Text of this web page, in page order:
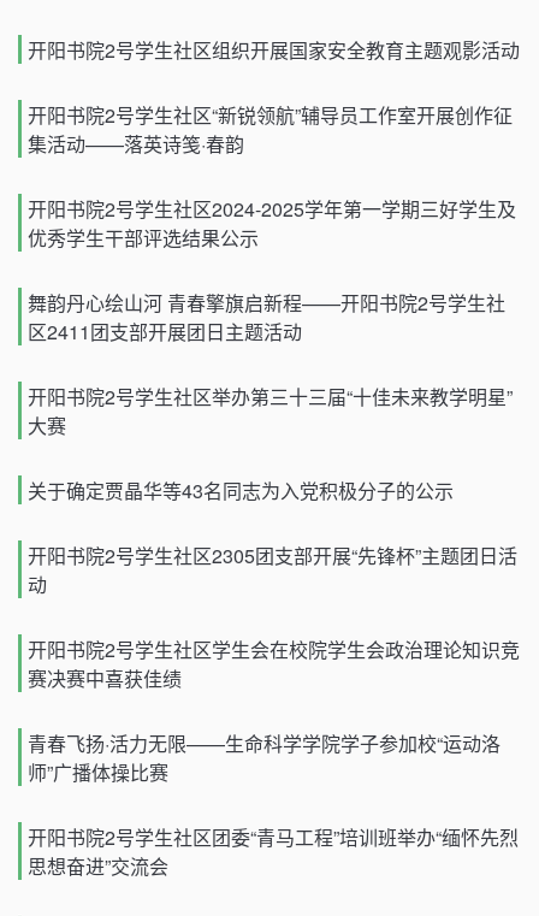
开阳书院2号学生社区组织开展国家安全教育主题观影活动
开阳书院2号学生社区“新锐领航”辅导员工作室开展创作征
集活动——落英诗笺·春韵
开阳书院2号学生社区2024-2025学年第一学期三好学生及
优秀学生干部评选结果公示
舞韵丹心绘山河 青春擎旗启新程——开阳书院2号学生社
区2411团支部开展团日主题活动
开阳书院2号学生社区举办第三十三届“十佳未来教学明星”
大赛
关于确定贾晶华等43名同志为入党积极分子的公示
开阳书院2号学生社区2305团支部开展“先锋杯”主题团日活
动
开阳书院2号学生社区学生会在校院学生会政治理论知识竞
赛决赛中喜获佳绩
青春飞扬·活力无限——生命科学学院学子参加校“运动洛
师”广播体操比赛
开阳书院2号学生社区团委“青马工程”培训班举办“缅怀先烈
思想奋进”交流会